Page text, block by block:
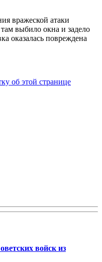
вражеской атаки
выбило окна и задело
оказалась повреждена
войск из